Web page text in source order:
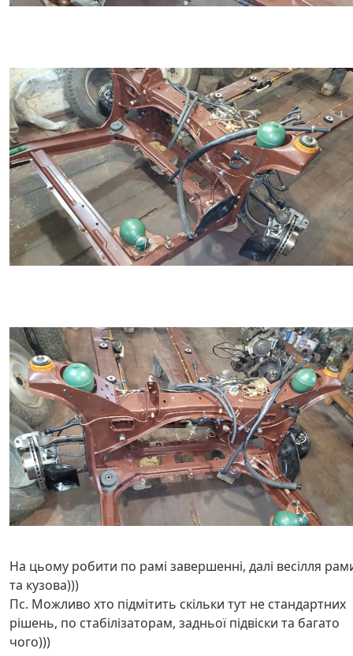
На цьому робити по рамі завершенні, далі весілля
та кузова)))
Пс. Можливо хто підмітить скільки тут не стандартних
рішень, по стабілізаторам, задньої підвіски та багато
чого)))